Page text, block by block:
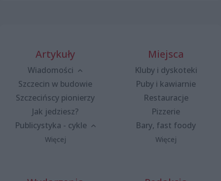
Artykuły
Wiadomości
Szczecin w budowie
Szczecińscy pionierzy
Jak jedziesz?
Publicystyka - cykle
Więcej
Miejsca
Kluby i dyskoteki
Puby i kawiarnie
Restauracje
Pizzerie
Bary, fast foody
Więcej